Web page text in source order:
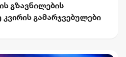
გზავნილების
გამარჯვებულები